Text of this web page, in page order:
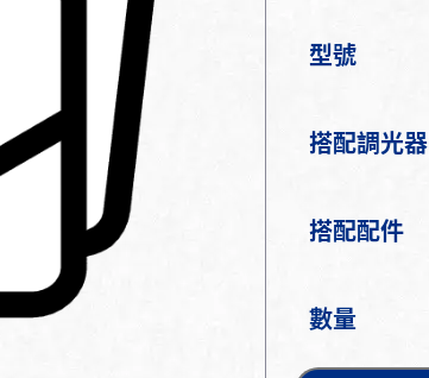
型號
搭配調光器
搭配配件
數量